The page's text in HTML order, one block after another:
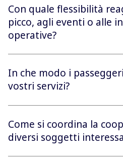
Con quale flessibilità
picco, agli eventi o alle
operative?
In che modo i
vostri servizi?
Come si coordina la
diversi soggetti